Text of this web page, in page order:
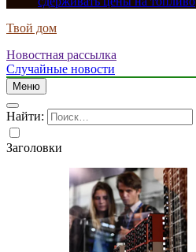
Твой дом
Новостная рассылка
Случайные новости
Меню
Найти:
Заголовки